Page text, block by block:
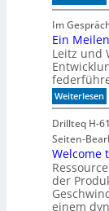
t
k
-
D
S
I
-
I
n
d
e
i
o
n
a
u
f
e
n
i
g
r
R
a
u
C
N
C
-
T
e
c
h
n
i
k
a
n
d
e
Im
Ein
Leitz und
Weiterlesen:
E
i
n
e
i
l
e
n
Drillteq H-
Seiten-
Welcome
der
einem